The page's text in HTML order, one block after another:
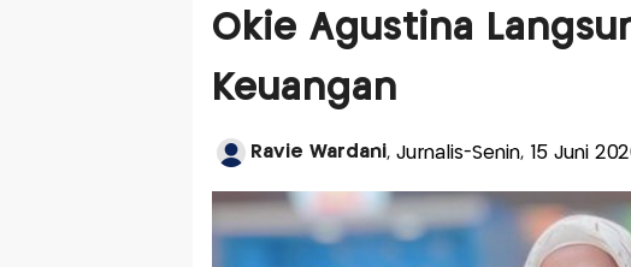
Okie Agustina
Keuangan
Ravie Wardani, Jurnalis-Senin, 15 Juni